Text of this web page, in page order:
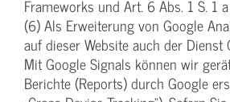
Frameworks und Art. 6 Abs. 1 S. 1 a
(6) Als Erweiterung von Google
auf dieser Website auch der Dienst
Mit Google Signals können wir
Berichte (Reports) durch Google